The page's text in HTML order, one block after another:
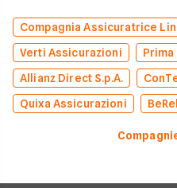
Compagnia Assicuratrice
Verti Assicurazioni
Allianz Direct S.p.A.
Quixa Assicurazioni